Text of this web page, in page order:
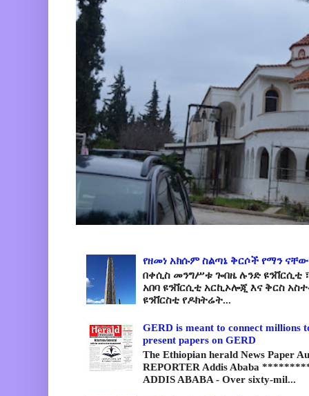
የዘመነ አክሱም ስልጣኔ ቅርሶች የማን
በቀሲስ መንግሥቱ ጐበዜ ሉንድ ዩንቨርሲቲ
አበባ ዩንቨርሲቲ አርኪኦሎጂ እና ቅርስ
ዩንቨርስቲ የዶክትሬት...
GERD is meant to connect millions
present papers on GERD
The Ethiopian herald News Paper
REPORTER Addis Ababa
ADDIS ABABA - Over sixty-mil...